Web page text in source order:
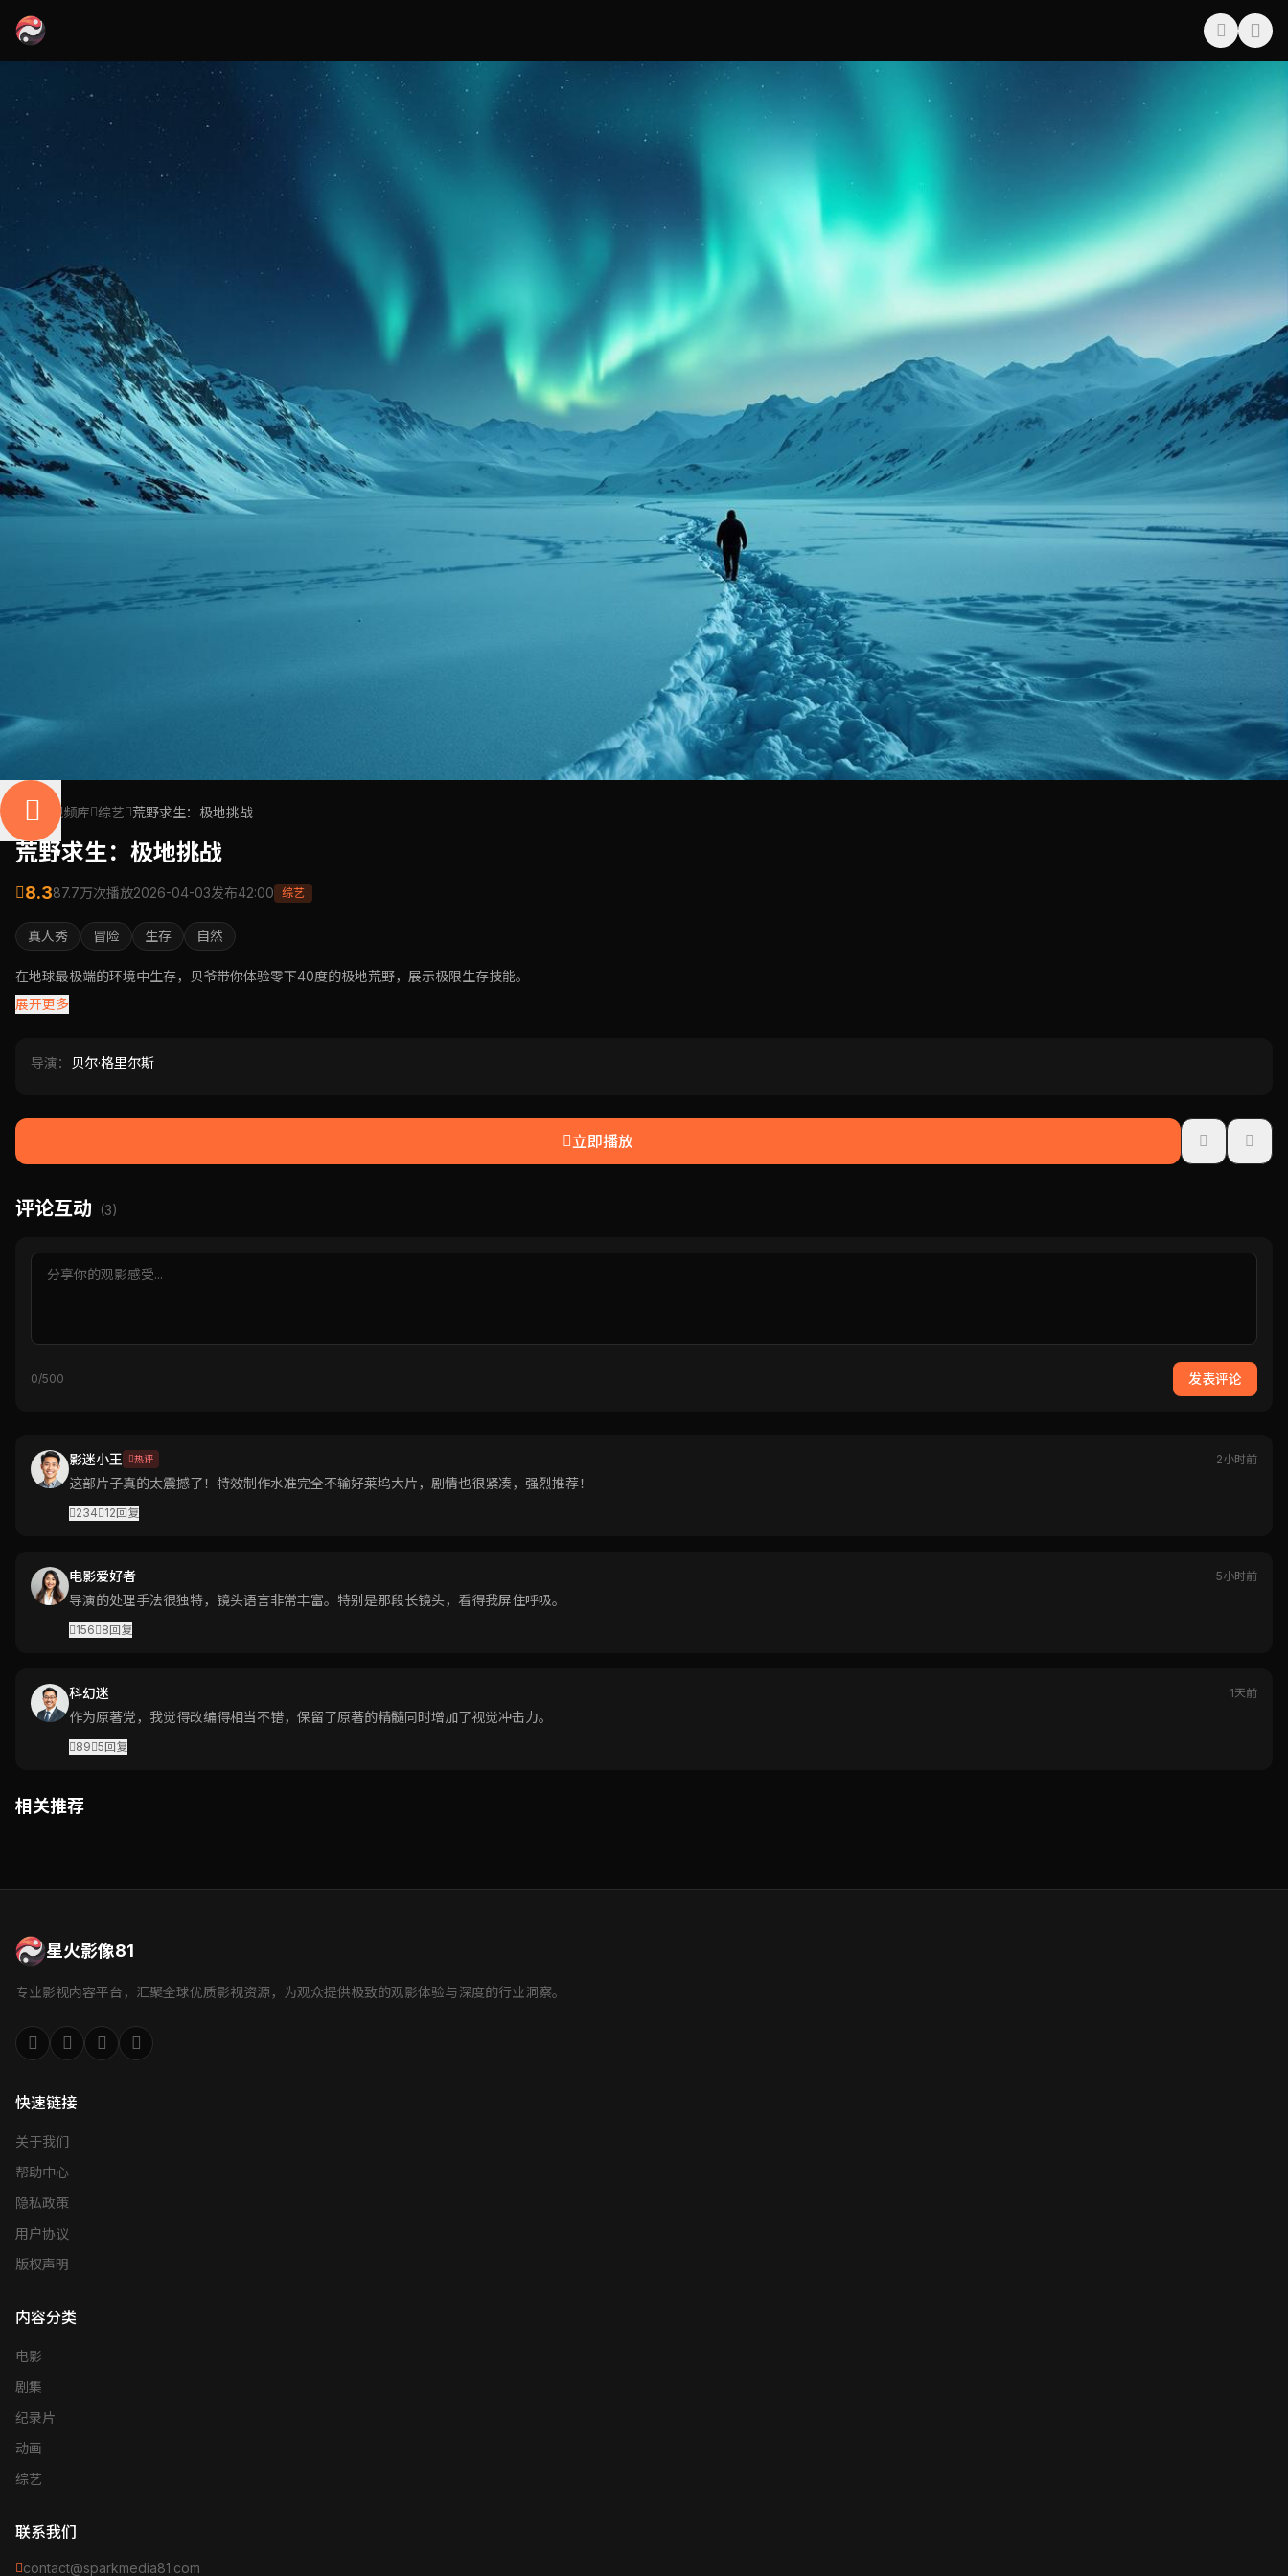
视频库 综艺 荒野求生：极地挑战
荒野求生：极地挑战
8.387.7万次播放2026-04-03发布42:00 综艺
真人秀 冒险 生存 自然
在地球最极端的环境中生存，贝爷带你体验零下40度的极地荒野，展示极限生存技能。
展开更多
导演： 贝尔·格里尔斯
立即播放
评论互动 (3)
0/500 发表评论
影迷小王 热评 2小时前
这部片子真的太震撼了！特效制作水准完全不输好莱坞大片，剧情也很紧凑，强烈推荐！
234 12回复
电影爱好者 5小时前
导演的处理手法很独特，镜头语言非常丰富。特别是那段长镜头，看得我屏住呼吸。
156 8回复
科幻迷 1天前
作为原著党，我觉得改编得相当不错，保留了原著的精髓同时增加了视觉冲击力。
89 5回复
相关推荐
星火影像81
专业影视内容平台，汇聚全球优质影视资源，为观众提供极致的观影体验与深度的行业洞察。
快速链接
关于我们
帮助中心
隐私政策
用户协议
版权声明
内容分类
电影
剧集
纪录片
动画
综艺
联系我们
contact@sparkmedia81.com